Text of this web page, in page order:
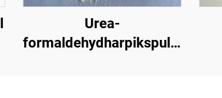
Urea-
formaldehydharpikspulver